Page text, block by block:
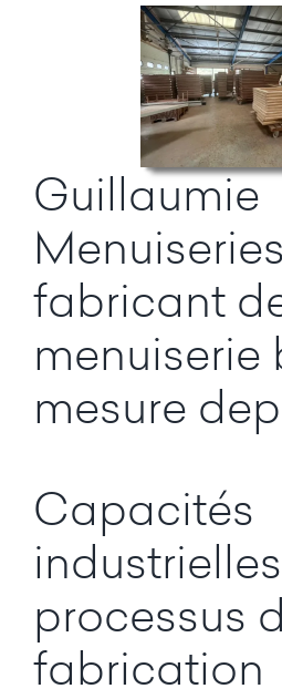
Guillaumie
fabricant
menuiserie
mesure
Capacités
processus
fabrication